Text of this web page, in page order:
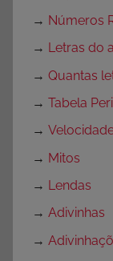
→ Números
→ Letras do
→ Quantas
→ Tabela
→
→ Mitos
→ Lendas
→ Adivinhas
→